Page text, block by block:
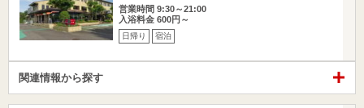
営業時間 9:30～21:00
入浴料金 600円～
日帰り 宿泊
関連情報から探す